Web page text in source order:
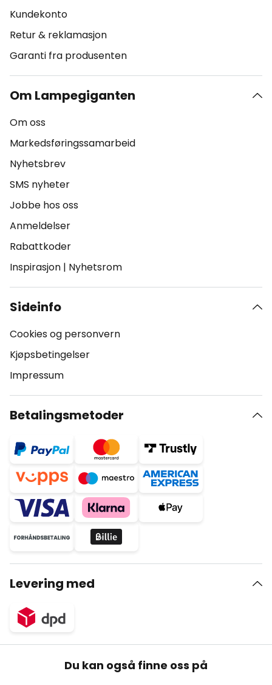
Kundekonto
Retur & reklamasjon
Garanti fra produsenten
Om Lampegiganten
Om oss
Markedsføringssamarbeid
Nyhetsbrev
SMS nyheter
Jobbe hos oss
Anmeldelser
Rabattkoder
Inspirasjon | Nyhetsrom
Sideinfo
Cookies og personvern
Kjøpsbetingelser
Impressum
Betalingsmetoder
Levering med
Du kan også finne oss på